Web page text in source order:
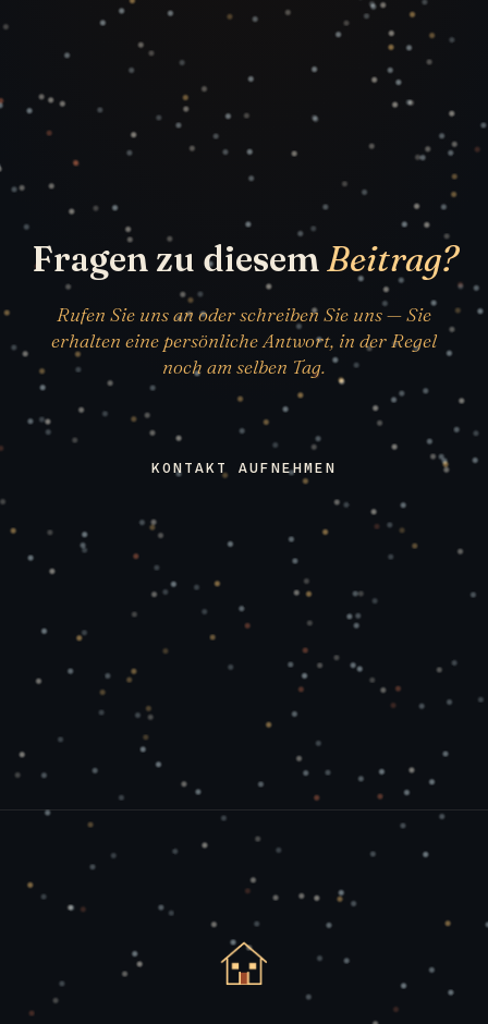
Fragen zu diesemBeitrag?
Rufen Sie uns an oder schreiben Sie uns — Sie
erhalten eine persönliche Antwort, in der Regel
noch am selben Tag.
KONTAKT AUFNEHMEN